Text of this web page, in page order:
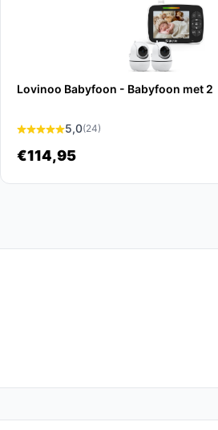
Lovinoo Babyfoon - Babyfoon met 2
5,0(24)
€114,95